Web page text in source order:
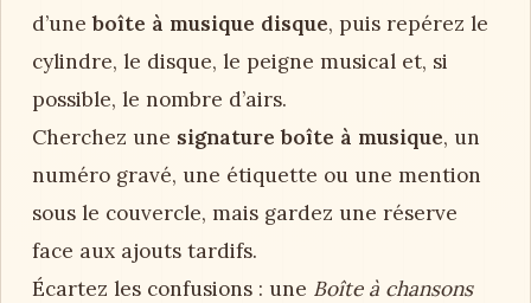
d’uneboîte à musique disque, puis repérez le
cylindre, le disque, le peigne musical et, si
possible, le nombre d’airs.
Cherchez une signature boîte à musique, un
numéro gravé, une étiquette ou une mention
sous le couvercle, mais gardez une réserve
face aux ajouts tardifs.
Écartez les confusions : une Boîte à chansons